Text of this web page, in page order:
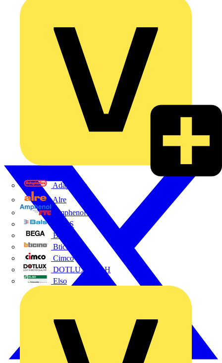
Adaptaflex
Alre
Amphenol FTG
BALS
Bega
Bticino
Cimco
DOTLUX GmbH
Elso